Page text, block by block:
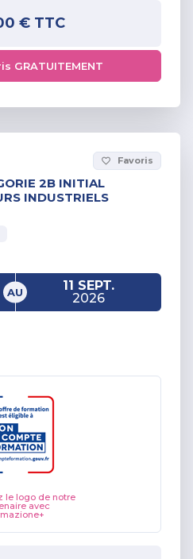
€ TTC
GRATUITEMENT
favorite_border Favoris
2B INITIAL
INDUSTRIELS
AU
11 SEPT.
2026
le logo de notre
avec